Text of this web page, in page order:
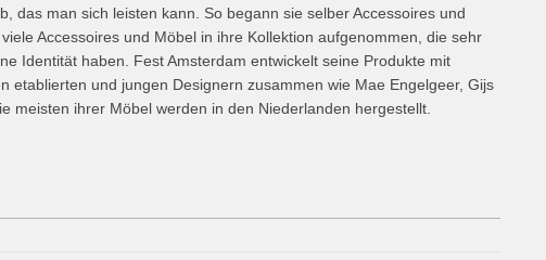
das man sich leisten kann. So begann sie selber Accessoires und
Accessoires und Möbel in ihre Kollektion aufgenommen, die sehr
Identität haben. Fest Amsterdam entwickelt seine Produkte mit
etablierten und jungen Designern zusammen wie Mae Engelgeer, Gijs
meisten ihrer Möbel werden in den Niederlanden hergestellt.